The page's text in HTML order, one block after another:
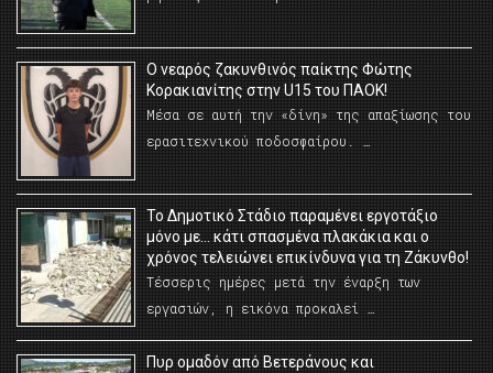
O νεαρός ζακυνθινός παίκτης Φώτης
Κορακιανίτης στην U15 του ΠΑΟΚ!
Μέσα σε αυτή την «δίνη» της απαξίωσης του
ερασιτεχνικού ποδοσφαίρου. …
Το Δημοτικό Στάδιο παραμένει εργοτάξιο
μόνο με… κάτι σπασμένα πλακάκια και ο
χρόνος τελειώνει επικίνδυνα για τη Ζάκυνθο!
Τέσσερις ημέρες μετά την έναρξη των
εργασιών, η εικόνα προκαλεί …
Πυρ ομαδόν από Βετεράνους και